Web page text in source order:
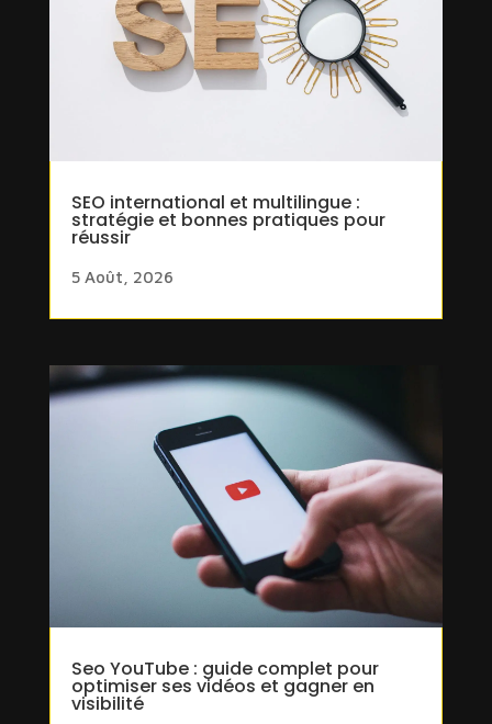
SEO international et multilingue :
stratégie et bonnes pratiques pour
réussir
5 Août, 2026
Seo YouTube : guide complet pour
optimiser ses vidéos et gagner en
visibilité